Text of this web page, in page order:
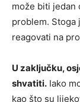
može biti jedan
problem. Stoga
reagovati na
U zaključku,
shvatiti. Iako
kao što su